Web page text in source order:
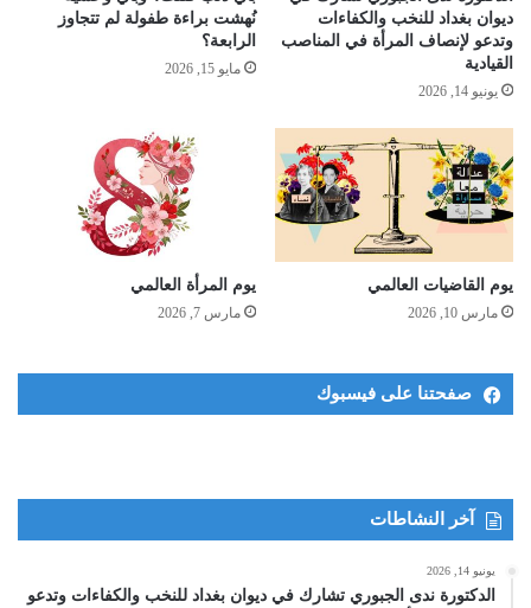
ديوان بغداد للنخب والكفاءات
وتدعو لإنصاف المرأة في المناصب
القيادية
يونيو 14, 2026
نُهشت براءة طفولة لم تتجاوز
الرابعة؟
مايو 15, 2026
يوم القاضيات العالمي
مارس 10, 2026
يوم المرأة العالمي
مارس 7, 2026
صفحتنا على فيسبوك
آخر النشاطات
يونيو 14, 2026
الدكتورة ندى الجبوري تشارك في ديوان بغداد للنخب والكفاءات وتدعو